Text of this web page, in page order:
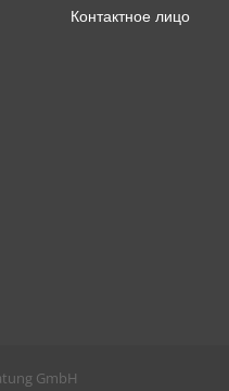
Контактное лицо
GmbH